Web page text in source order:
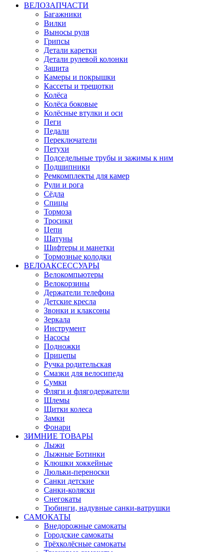
ВЕЛОЗАПЧАСТИ
Багажники
Вилки
Выносы руля
Грипсы
Детали каретки
Детали рулевой колонки
Защита
Камеры и покрышки
Кассеты и трещотки
Колёса
Колёса боковые
Колёсные втулки и оси
Пеги
Педали
Переключатели
Петухи
Подседельные трубы и зажимы к ним
Подшипники
Ремкомплекты для камер
Рули и рога
Сёдла
Спицы
Тормоза
Тросики
Цепи
Шатуны
Шифтеры и манетки
Тормозные колодки
ВЕЛОАКСЕССУАРЫ
Велокомпьютеры
Велокорзины
Держатели телефона
Детские кресла
Звонки и клаксоны
Зеркала
Инструмент
Насосы
Подножки
Прицепы
Ручка родительская
Смазки для велосипеда
Сумки
Фляги и флягодержатели
Шлемы
Щитки колеса
Замки
Фонари
ЗИМНИЕ ТОВАРЫ
Лыжи
Лыжные Ботинки
Клюшки хоккейные
Люльки-переноски
Санки детские
Санки-коляски
Снегокаты
Тюбинги, надувные санки-ватрушки
САМОКАТЫ
Внедорожные самокаты
Городские самокаты
Трёхколёсные самокаты